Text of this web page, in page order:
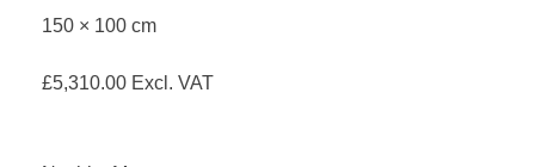
150 × 100 cm
£5,310.00 Excl. VAT